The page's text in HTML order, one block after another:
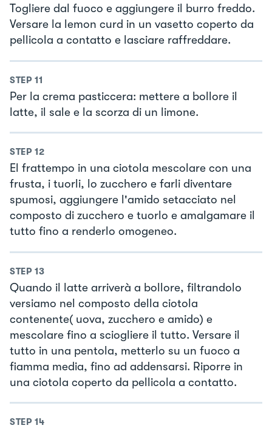
Togliere dal fuoco e aggiungere il burro freddo.
Versare la lemon curd in un vasetto coperto da
pellicola a contatto e lasciare raffreddare.
STEP 11
Per la crema pasticcera: mettere a bollore il
latte, il sale e la scorza di un limone.
STEP 12
El frattempo in una ciotola mescolare con una
frusta, i tuorli, lo zucchero e farli diventare
spumosi, aggiungere l'amido setacciato nel
composto di zucchero e tuorlo e amalgamare il
tutto fino a renderlo omogeneo.
STEP 13
Quando il latte arriverà a bollore, filtrandolo
versiamo nel composto della ciotola
contenente( uova, zucchero e amido) e
mescolare fino a sciogliere il tutto. Versare il
tutto in una pentola, metterlo su un fuoco a
fiamma media, fino ad addensarsi. Riporre in
una ciotola coperto da pellicola a contatto.
STEP 14